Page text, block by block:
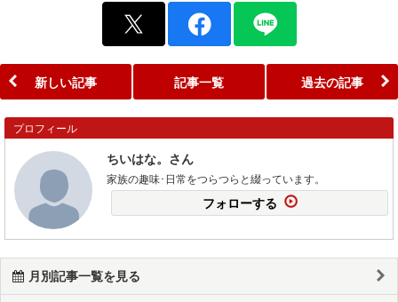
新しい記事 記事一覧 過去の記事
プロフィール
ちいはな。さん
家族の趣味･日常をつらつらと綴っています。
フォローする
月別記事一覧を見る